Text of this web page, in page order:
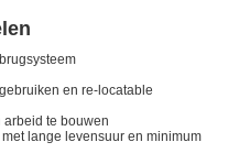
en re-locatable
te bouwen
lange levensuur en minimum